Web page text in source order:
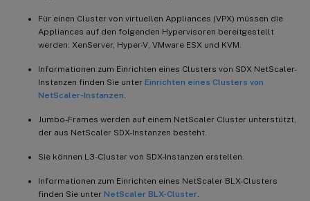
Für einen Cluster von virtuellen Appliances (VPX) müssen die
Appliances auf den folgenden Hypervisoren bereitgestellt
werden: XenServer, Hyper-V, VMware ESX und KVM.
Informationen zum Einrichten eines Clusters von SDX NetScaler-
Instanzen finden Sie unter Einrichten eines Clusters von
NetScaler-Instanzen
Jumbo-Frames werden auf einem NetScaler Cluster unterstützt,
der aus NetScaler SDX-Instanzen besteht.
Sie können L3-Cluster von SDX-Instanzen erstellen.
Informationen zum Einrichten eines NetScaler BLX-Clusters
finden Sie unter NetScaler BLX-Cluster